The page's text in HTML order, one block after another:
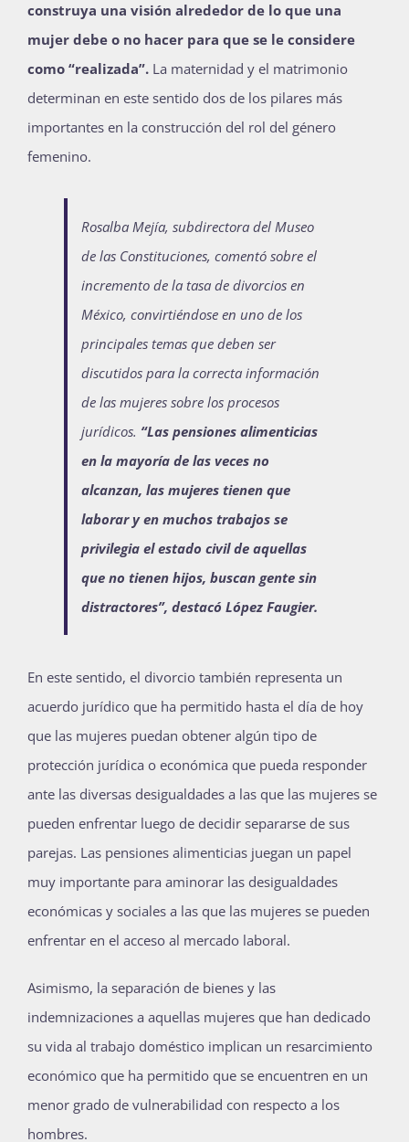
construya una visión alrededor de lo que una
mujer debe o no hacer para que se le considere
como “realizada”. La maternidad y el matrimonio
determinan en este sentido dos de los pilares más
importantes en la construcción del rol del género
femenino.
Rosalba Mejía, subdirectora del Museo
de las Constituciones, comentó sobre el
incremento de la tasa de divorcios en
México, convirtiéndose en uno de los
principales temas que deben ser
discutidos para la correcta información
de las mujeres sobre los procesos
jurídicos. “Las pensiones alimenticias
en la mayoría de las veces no
alcanzan, las mujeres tienen que
laborar y en muchos trabajos se
privilegia el estado civil de aquellas
que no tienen hijos, buscan gente sin
distractores”, destacó López Faugier.
En este sentido, el divorcio también representa un
acuerdo jurídico que ha permitido hasta el día de hoy
que las mujeres puedan obtener algún tipo de
protección jurídica o económica que pueda responder
ante las diversas desigualdades a las que las mujeres se
pueden enfrentar luego de decidir separarse de sus
parejas. Las pensiones alimenticias juegan un papel
muy importante para aminorar las desigualdades
económicas y sociales a las que las mujeres se pueden
enfrentar en el acceso al mercado laboral.
Asimismo, la separación de bienes y las
indemnizaciones a aquellas mujeres que han dedicado
su vida al trabajo doméstico implican un resarcimiento
económico que ha permitido que se encuentren en un
menor grado de vulnerabilidad con respecto a los
hombres.